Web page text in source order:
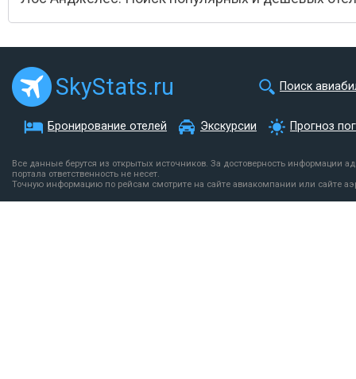
SkyStats.ru Поиск
Бронирование отелей Экскурсии Прогноз
Все данные берутся из открытых источников. За достоверность информации
портала ответственность не несет.
Точную информацию по рейсам смотрите на сайте авиакомпании или сайте